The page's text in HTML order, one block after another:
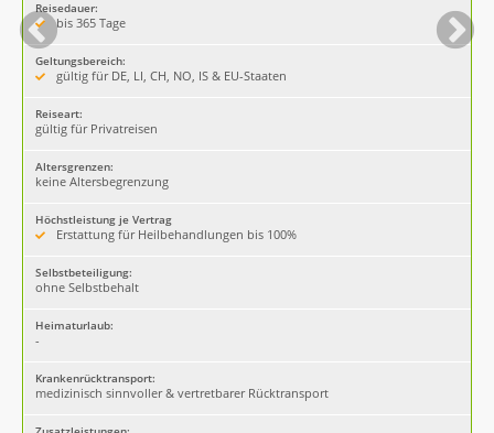
Reisedauer:
bis 365 Tage
Geltungsbereich:
gültig für DE, LI, CH, NO, IS & EU-Staaten
Reiseart:
gültig für Privatreisen
Altersgrenzen:
keine Altersbegrenzung
Höchstleistung je Vertrag
Erstattung für Heilbehandlungen bis 100%
Selbstbeteiligung:
ohne Selbstbehalt
Heimaturlaub:
-
Krankenrücktransport:
medizinisch sinnvoller & vertretbarer Rücktransport